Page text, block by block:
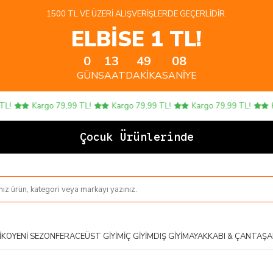
1500 TL VE ÜZERI ALIŞVERIŞLERDE GEÇERLIDIR.
ELBİSE 1 TL!
0
GÜN
13
SAAT
49
DAKIKA
08
SANIYE
Kargo 79,99 TL! Kargo 79,99 TL! Kargo 79,99 TL!
Çocuk Ürünlerinde 4
YENI SEZONFERACEÜST GIYIMİÇ GIYIMDIŞ GIYIMAYAKKABI & ÇANTA